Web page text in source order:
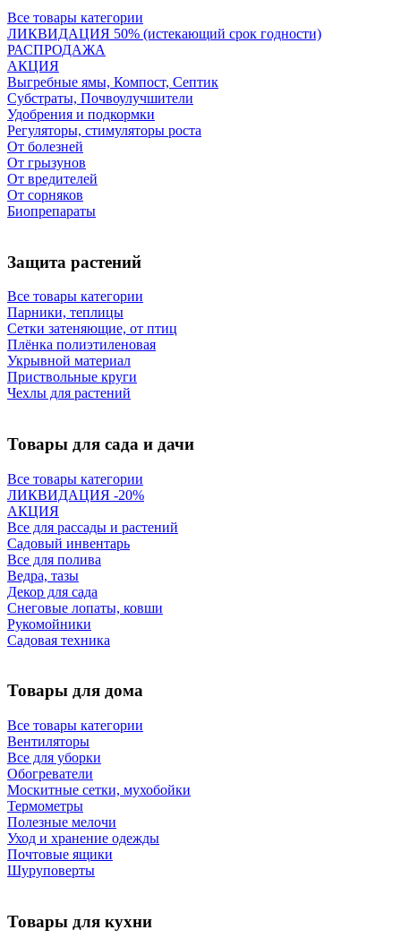
Все товары категории
ЛИКВИДАЦИЯ 50% (истекающий срок годности)
РАСПРОДАЖА
АКЦИЯ
Выгребные ямы, Компост, Септик
Субстраты, Почвоулучшители
Удобрения и подкормки
Регуляторы, стимуляторы роста
От болезней
От грызунов
От вредителей
От сорняков
Биопрепараты
Защита растений
Все товары категории
Парники, теплицы
Сетки затеняющие, от птиц
Плёнка полиэтиленовая
Укрывной материал
Приствольные круги
Чехлы для растений
Товары для сада и дачи
Все товары категории
ЛИКВИДАЦИЯ -20%
АКЦИЯ
Все для рассады и растений
Садовый инвентарь
Все для полива
Ведра, тазы
Декор для сада
Снеговые лопаты, ковши
Рукомойники
Садовая техника
Товары для дома
Все товары категории
Вентиляторы
Все для уборки
Обогреватели
Москитные сетки, мухобойки
Термометры
Полезные мелочи
Уход и хранение одежды
Почтовые ящики
Шуруповерты
Товары для кухни